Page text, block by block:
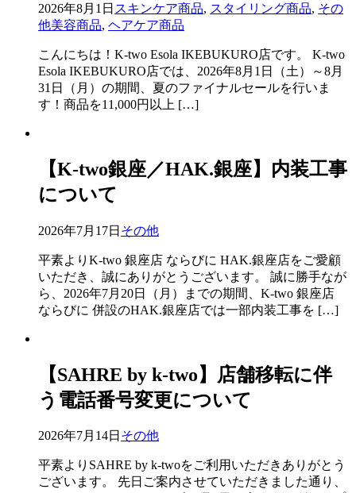
2026年8月1日 スキンケア商品, スタイリング商品, その
他美容商品, ヘアケア商品
こんにちは！K-two Esola IKEBUKURO店です。 K-two
Esola IKEBUKURO店では、2026年8月1日（土）～8月
31日（月）の期間、夏のファイナルセールを行いま
す！商品を11,000円以上 […]
【K-two銀座／HAK.銀座】内装工事
について
2026年7月17日 その他
平素よりK-two 銀座店 ならびに HAK.銀座店をご愛顧
いただき、誠にありがとうございます。 誠に勝手なが
ら、2026年7月20日（月）までの期間、K-two 銀座店
ならびに 併設のHAK.銀座店では一部内装工事を […]
【SAHRE by k-two】店舗移転に伴
う電話番号変更について
2026年7月14日 その他
平素よりSAHRE by k-twoをご利用いただきありがとう
ございます。 先日ご案内させていただきました通り、